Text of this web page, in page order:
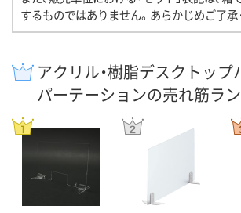
するものではありません。あらかじめご了承
アクリル・樹脂デスクトッ
パーテーションの売れ筋ラ